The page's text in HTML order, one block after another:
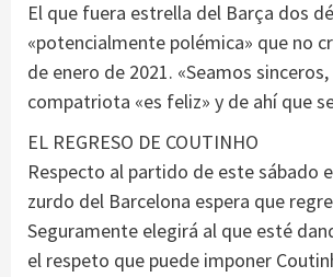
El que fuera estrella del Barça dos
«potencialmente polémica» que no
de enero de 2021. «Seamos
compatriota «es feliz» y de ahí que
EL REGRESO DE COUTINHO
Respecto al partido de este sábado
zurdo del Barcelona espera que
Seguramente elegirá al que esté
el respeto que puede imponer